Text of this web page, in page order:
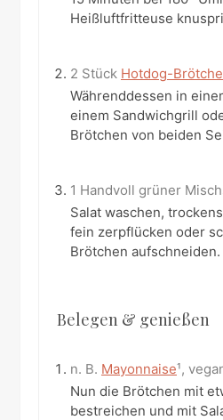
Heißluftfritteuse
2 Stück Hotdog-
Währenddessen in
einem Sandwichgrill
Brötchen von beiden
1 Handvoll grüner
Salat waschen,
fein zerpflücken oder
Brötchen aufschneiden.
Belegen & genießen
n. B. Mayonnaise¹,
Nun die Brötchen mit
bestreichen und mit